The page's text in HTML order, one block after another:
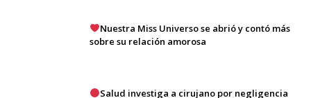
Nuestra Miss Universo se abrió y contó más
sobre su relación amorosa
Salud investiga a cirujano por negligencia